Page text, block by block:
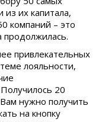
их капитала,
компаний – это
привлекательных
лояльности,
20
нужно получить
на кнопку